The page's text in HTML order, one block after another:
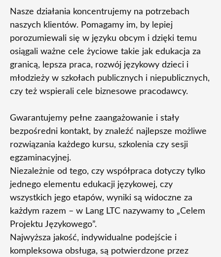
Nasze działania koncentrujemy na potrzebach
naszych klientów. Pomagamy im, by lepiej
porozumiewali się w języku obcym i dzięki temu
osiągali ważne cele życiowe takie jak edukacja za
granicą, lepsza praca, rozwój językowy dzieci i
młodzieży w szkołach publicznych i niepublicznych,
czy też wspierali cele biznesowe pracodawcy.
Gwarantujemy pełne zaangażowanie i stały
bezpośredni kontakt, by znaleźć najlepsze możliwe
rozwiązania każdego kursu, szkolenia czy sesji
egzaminacyjnej.
Niezależnie od tego, czy współpraca dotyczy tylko
jednego elementu edukacji językowej, czy
wszystkich jego etapów, wyniki są widoczne za
każdym razem – w Lang LTC nazywamy to „Celem
Projektu Językowego”.
Najwyższa jakość, indywidualne podejście i
kompleksowa obsługa, są potwierdzone przez